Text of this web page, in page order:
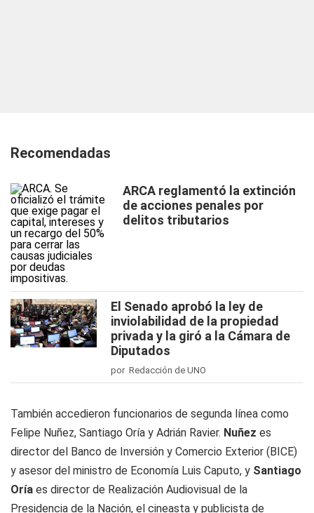
Recomendadas
ARCA reglamentó la extinción
de acciones penales por
delitos tributarios
El Senado aprobó la ley de
inviolabilidad de la propiedad
privada y la giró a la Cámara de
Diputados
por Redacción de UNO
También accedieron funcionarios de segunda línea como
Felipe Nuñez, Santiago Oría y Adrián Ravier. Nuñez es
director del Banco de Inversión y Comercio Exterior (BICE)
y asesor del ministro de Economía Luis Caputo, y Santiago
Oría es director de Realización Audiovisual de la
Presidencia de la Nación, el cineasta y publicista de